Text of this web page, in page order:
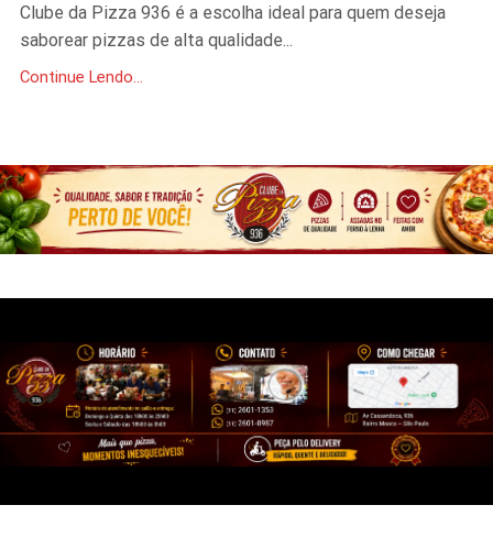
Clube da Pizza 936 é a escolha ideal para quem deseja
saborear pizzas de alta qualidade...
Continue Lendo...